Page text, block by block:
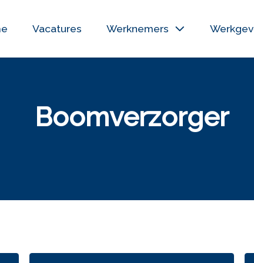
Vacatures Werknemers
Boomverzorger